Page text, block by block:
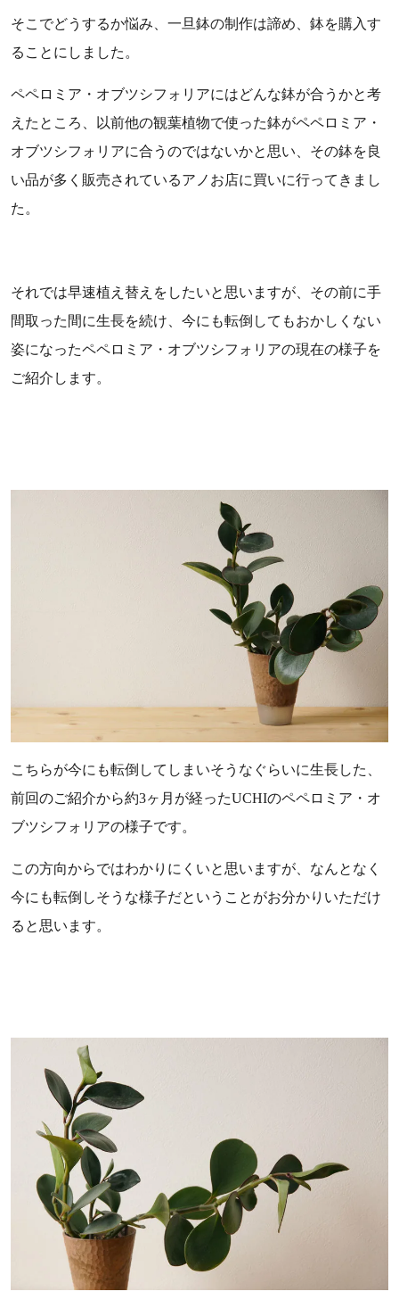
そこでどうするか悩み、一旦鉢の制作は諦め、鉢を購入す
ることにしました。
ペペロミア・オブツシフォリアにはどんな鉢が合うかと考
えたところ、以前他の観葉植物で使った鉢がペペロミア・
オブツシフォリアに合うのではないかと思い、その鉢を良
い品が多く販売されているアノお店に買いに行ってきまし
た。
それでは早速植え替えをしたいと思いますが、その前に手
間取った間に生長を続け、今にも転倒してもおかしくない
姿になったペペロミア・オブツシフォリアの現在の様子を
ご紹介します。
こちらが今にも転倒してしまいそうなぐらいに生長した、
前回のご紹介から約3ヶ月が経ったUCHIのペペロミア・オ
ブツシフォリアの様子です。
この方向からではわかりにくいと思いますが、なんとなく
今にも転倒しそうな様子だということがお分かりいただけ
ると思います。